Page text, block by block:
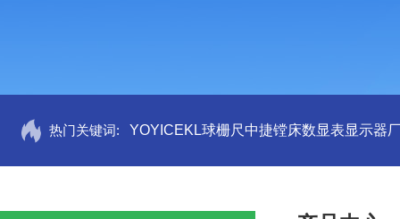
热门关键词: YOYICEKL球栅尺中捷镗床数显表显示器